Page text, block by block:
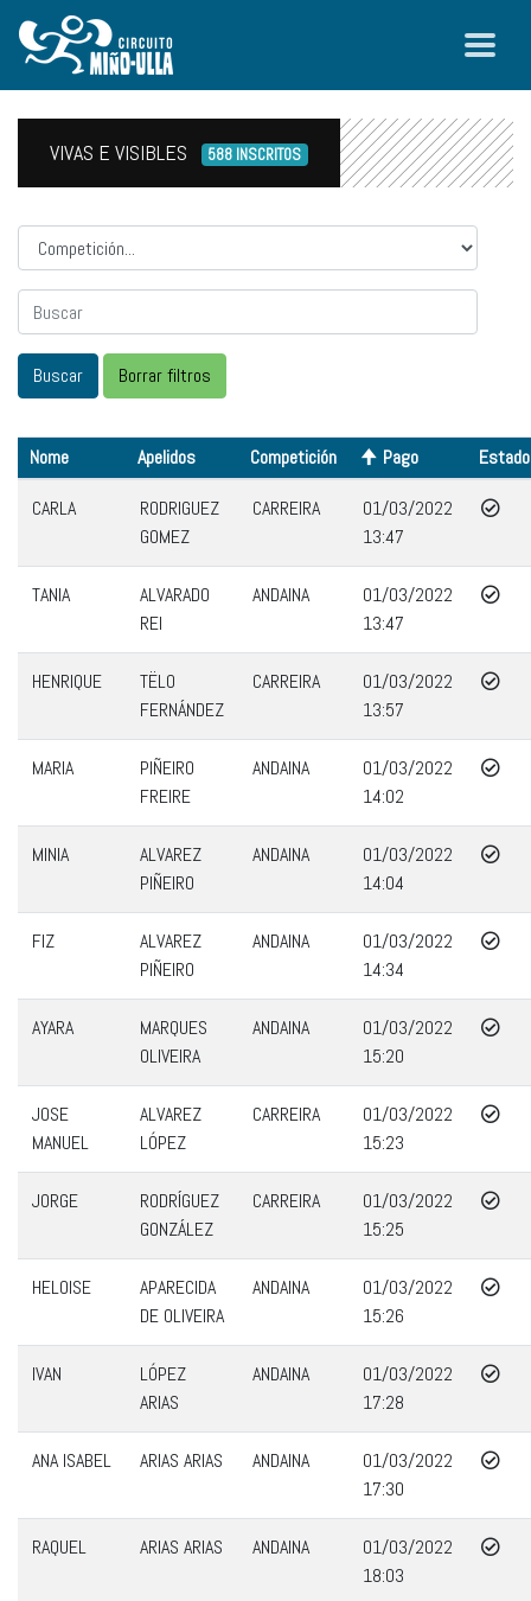
VIVAS E VISIBLES 588 INSCRITOS
Competicion
Nome Apelidos Competición Pago Estado
CARLA
RODRIGUEZ
GOMEZ
CARREIRA
01/03/2022
13:47
TANIA
ALVARADO
REI
ANDAINA
01/03/2022
13:47
HENRIQUE
TËLO
FERNÁNDEZ
CARREIRA
01/03/2022
13:57
MARIA
PIÑEIRO
FREIRE
ANDAINA
01/03/2022
14:02
MINIA
ALVAREZ
PIÑEIRO
ANDAINA
01/03/2022
14:04
FIZ
ALVAREZ
PIÑEIRO
ANDAINA
01/03/2022
14:34
AYARA
MARQUES
OLIVEIRA
ANDAINA
01/03/2022
15:20
JOSE
MANUEL
ALVAREZ
LÓPEZ
CARREIRA
01/03/2022
15:23
JORGE
RODRÍGUEZ
GONZÁLEZ
CARREIRA
01/03/2022
15:25
HELOISE
APARECIDA
DE OLIVEIRA
ANDAINA
01/03/2022
15:26
IVAN
LÓPEZ
ARIAS
ANDAINA
01/03/2022
17:28
ANA ISABEL ARIAS ARIAS ANDAINA
01/03/2022
17:30
RAQUEL ARIAS ARIAS ANDAINA
01/03/2022
18:03